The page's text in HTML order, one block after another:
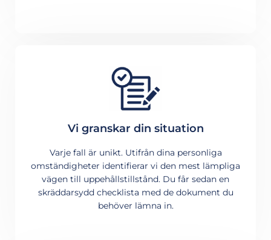
Vi granskar din situation
Varje fall är unikt. Utifrån dina personliga
omständigheter identifierar vi den mest lämpliga
vägen till uppehållstillstånd. Du får sedan en
skräddarsydd checklista med de dokument du
behöver lämna in.